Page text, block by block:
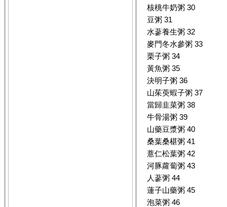
核桃牛奶粥 30
豆粥 31
水蔘養生粥 32
麥門冬水參粥 33
栗子粥 34
黃魚粥 35
決明子粥 36
山茱萸蝦子粥 37
當歸韭菜粥 38
牛骨湯粥 39
山藥豆漿粥 40
桑葉桑椹粥 41
薏仁松葉粥 42
河豚蘿蔔粥 43
人蔘粥 44
蓮子山藥粥 45
泡菜粥 46